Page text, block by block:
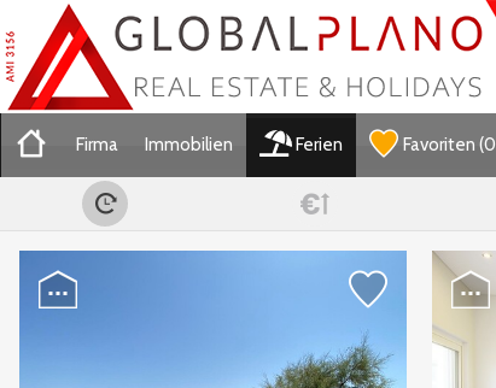
Firma Immobilien Ferien Favoriten (0